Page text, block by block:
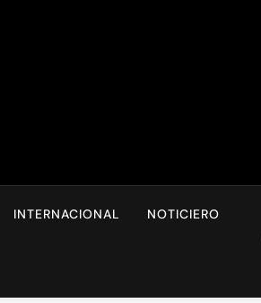
INTERNACIONAL NOTICIERO